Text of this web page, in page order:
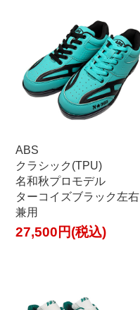
ABS
クラシック(TPU)
名和秋プロモデル
ターコイズブラック左右
兼用
27,500円(税込)